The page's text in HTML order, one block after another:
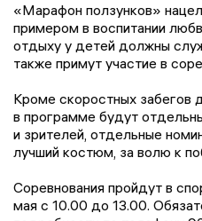
«Марафон ползунков»
примером в воспитании
отдыху у детей должны
также примут участие в
Кроме скоростных забегов
в программе будут
и зрителей, отдельные
лучший костюм, за волю к
Соревнования пройдут в
мая с 10.00 до 13.00.